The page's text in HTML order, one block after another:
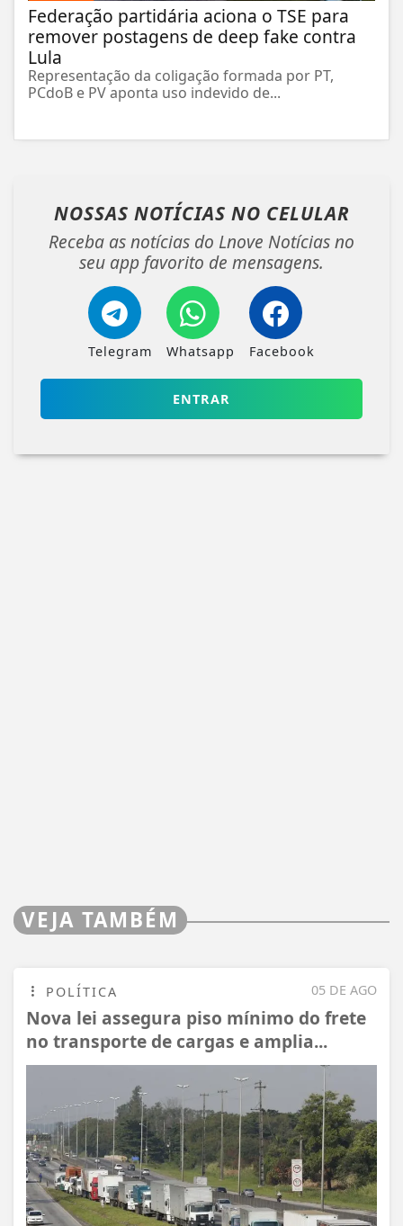
Federação partidária aciona o TSE para
remover postagens de deep fake contra
Lula
Representação da coligação formada por PT,
PCdoB e PV aponta uso indevido de...
NOSSAS NOTÍCIAS NO CELULAR
Receba as notícias do Lnove Notícias no
seu app favorito de mensagens.
Telegram Whatsapp Facebook
ENTRAR
VEJA TAMBÉM
05 DE AGO
POLÍTICA
Nova lei assegura piso mínimo do frete
no transporte de cargas e amplia...